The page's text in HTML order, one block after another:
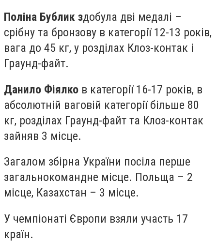
Поліна Бублик здобула дві медалі –
срібну та бронзову в категорії 12-13 років,
вага до 45 кг, у розділах Клоз-контак і
Граунд-файт.
Данило Фіялко в категорії 16-17 років, в
абсолютній ваговій категорії більше 80
кг, розділах Граунд-файт та Клоз-контак
зайняв 3 місце.
Загалом збірна України посіла перше
загальнокомандне місце. Польща – 2
місце, Казахстан – 3 місце.
У чемпіонаті Європи взяли участь 17
країн.